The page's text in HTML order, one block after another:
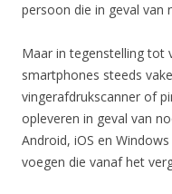
persoon die in geval van
Maar in tegenstelling tot
smartphones steeds
vingerafdrukscanner of
opleveren in geval van
Android, iOS en
voegen die vanaf het